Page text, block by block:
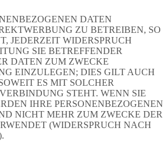
DATEN
ZU BETREIBEN, SO
JEDERZEIT WIDERSPRUCH
SIE BETREFFENDER
DATEN ZUM ZWECKE
EINZULEGEN; DIES GILT AUCH
ES MIT SOLCHER
STEHT. WENN SIE
IHRE PERSONENBEZOGENEN
NICHT MEHR ZUM ZWECKE DER
(WIDERSPRUCH NACH